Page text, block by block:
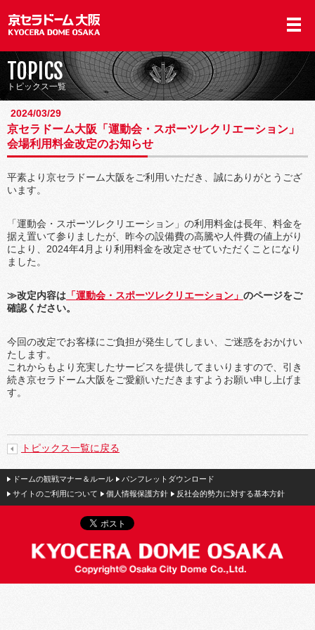
TOPICS
トピックス一覧
2024/03/29
京セラドーム大阪「運動会・スポーツレクリエーション」
会場利用料金改定のお知らせ
平素より京セラドーム大阪をご利用いただき、誠にありがとうござ
います。
「運動会・スポーツレクリエーション」の利用料金は長年、料金を
据え置いて参りましたが、昨今の設備費の高騰や人件費の値上がり
により、2024年4月より利用料金を改定させていただくことになり
ました。
≫改定内容は 「運動会・スポーツレクリエーション」 のページをご
確認ください。
今回の改定でお客様にご負担が発生してしまい、ご迷惑をおかけい
たします。
これからもより充実したサービスを提供してまいりますので、引き
続き京セラドーム大阪をご愛顧いただきますようお願い申し上げま
す。
トピックス一覧に戻る
ドームの観戦マナー＆ルール
パンフレットダウンロード
サイトのご利用について
個人情報保護方針 反社会的勢力に対する基本方針